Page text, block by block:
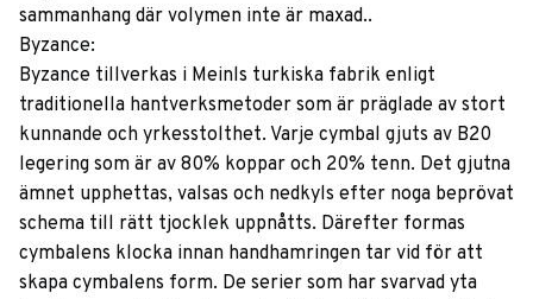
sammanhang där volymen inte är maxad..
Byzance:
Byzance tillverkas i Meinls turkiska fabrik enligt
traditionella hantverksmetoder som är präglade av stort
kunnande och yrkesstolthet. Varje cymbal gjuts av B20
legering som är av 80% koppar och 20% tenn. Det gjutna
ämnet upphettas, valsas och nedkyls efter noga beprövat
schema till rätt tjocklek uppnåtts. Därefter formas
cymbalens klocka innan handhamringen tar vid för att
skapa cymbalens form. De serier som har svarvad yta